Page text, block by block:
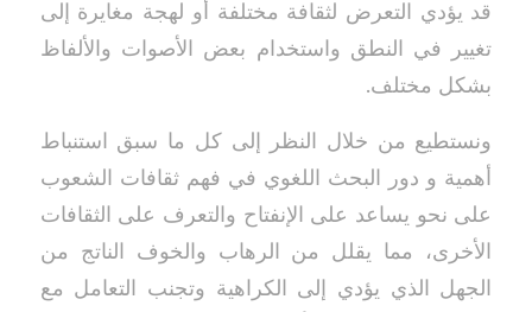
قد يؤدي التعرض لثقافة مختلفة أو لهجة مغايرة إلى
تغيير في النطق واستخدام بعض الأصوات والألفاظ
بشكل مختلف.
ونستطيع من خلال النظر إلى كل ما سبق استنباط
أهمية و دور البحث اللغوي في فهم ثقافات الشعوب
على نحو يساعد على الإنفتاح والتعرف على الثقافات
الأخرى، مما يقلل من الرهاب والخوف الناتج من
الجهل الذي يؤدي إلى الكراهية وتجنب التعامل مع